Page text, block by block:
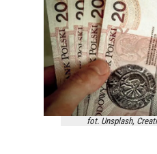
fot. Unsplash,